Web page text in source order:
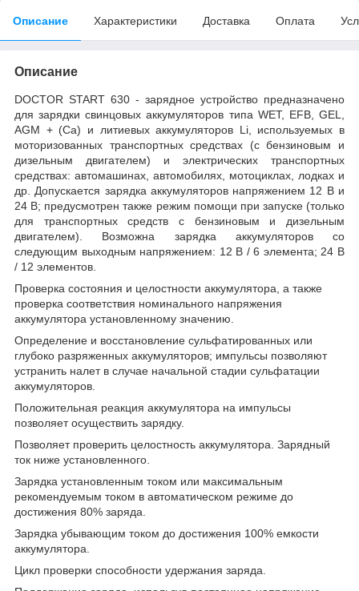
Описание Характеристики Доставка Оплата
Описание
DOCTOR START 630 - зарядное устройство предназначено
для зарядки свинцовых аккумуляторов типа WET, EFB, GEL,
AGM + (Ca) и литиевых аккумуляторов Li, используемых в
моторизованных транспортных средствах (с бензиновым и
дизельным двигателем) и электрических транспортных
средствах: автомашинах, автомобилях, мотоциклах, лодках и
др. Допускается зарядка аккумуляторов напряжением 12 В и
24 В; предусмотрен также режим помощи при запуске (только
для транспортных средств с бензиновым и дизельным
двигателем). Возможна зарядка аккумуляторов со
следующим выходным напряжением: 12 В / 6 элемента; 24 В
/ 12 элементов.
Проверка состояния и целостности аккумулятора, а также
проверка соответствия номинального напряжения
аккумулятора установленному значению.
Определение и восстановление сульфатированных или
глубоко разряженных аккумуляторов; импульсы позволяют
устранить налет в случае начальной стадии сульфатации
аккумуляторов.
Положительная реакция аккумулятора на импульсы
позволяет осуществить зарядку.
Позволяет проверить целостность аккумулятора. Зарядный
ток ниже установленного.
Зарядка установленным током или максимальным
рекомендуемым током в автоматическом режиме до
достижения 80% заряда.
Зарядка убывающим током до достижения 100% емкости
аккумулятора.
Цикл проверки способности удержания заряда.